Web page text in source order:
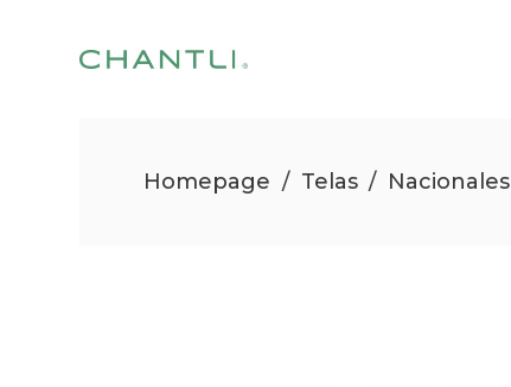
Homepage / Telas / Nacionales